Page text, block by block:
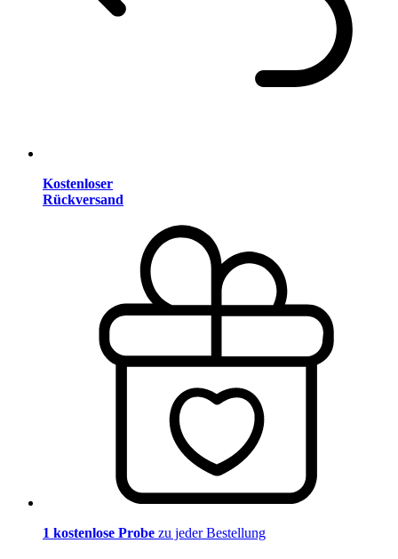
Kostenloser
Rückversand
1 kostenlose Probe zu jeder Bestellung